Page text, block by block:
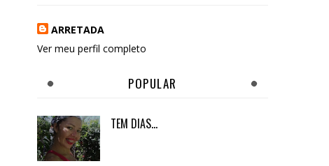
ARRETADA
Ver meu perfil completo
POPULAR
TEM DIAS...